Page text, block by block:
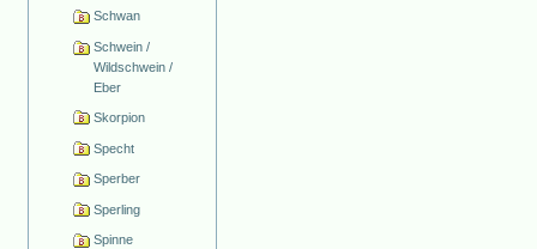
Schwan
Schwein /
Wildschwein /
Eber
Skorpion
Specht
Sperber
Sperling
Spinne